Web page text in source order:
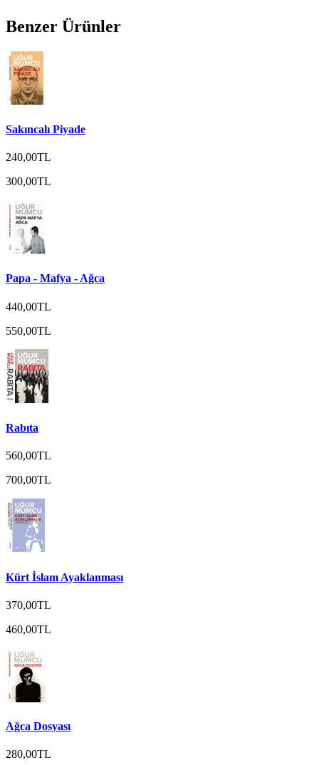
Benzer Ürünler
Sakıncalı Piyade
240,00TL
300,00TL
Papa - Mafya - Ağca
440,00TL
550,00TL
Rabıta
560,00TL
700,00TL
Kürt İslam Ayaklanması
370,00TL
460,00TL
Ağca Dosyası
280,00TL